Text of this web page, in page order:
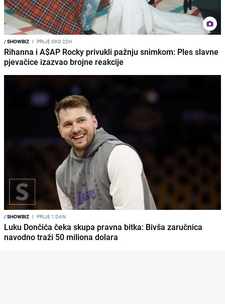
/SHOWBIZ I PRIJE OKO 22H
Rihanna i A$AP Rocky privukli pažnju snimkom: Ples slavne
pjevačice izazvao brojne reakcije
/SHOWBIZ I PRIJE 1 DAN
Luku Dončića čeka skupa pravna bitka: Bivša zaručnica
navodno traži 50 miliona dolara